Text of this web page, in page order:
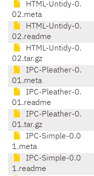
HTML-Untidy-0.
02.meta
HTML-Untidy-0.
02.readme
HTML-Untidy-0.
02.tar.gz
IPC-Pleather-0.
01.meta
IPC-Pleather-0.
01.readme
IPC-Pleather-0.
01.tar.gz
IPC-Simple-0.0
1.meta
IPC-Simple-0.0
1.readme